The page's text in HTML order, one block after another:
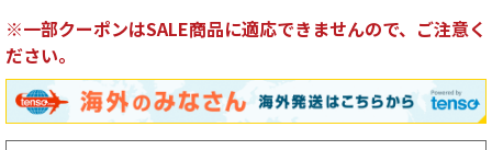
※一部クーポンはSALE商品に適応できませんので、ご注意く
ださい。